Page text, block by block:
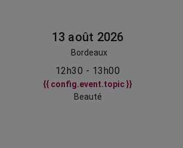
13 août 2026
Bordeaux
12h30 - 13h00
{{ config.event.topic }}
Beauté